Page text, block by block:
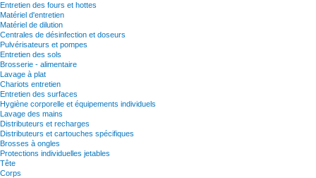
Entretien des fours et hottes
Matériel d'entretien
Matériel de dilution
Centrales de désinfection et doseurs
Pulvérisateurs et pompes
Entretien des sols
Brosserie - alimentaire
Lavage à plat
Chariots entretien
Entretien des surfaces
Hygiène corporelle et équipements individuels
Lavage des mains
Distributeurs et recharges
Distributeurs et cartouches spécifiques
Brosses à ongles
Protections individuelles jetables
Tête
Corps